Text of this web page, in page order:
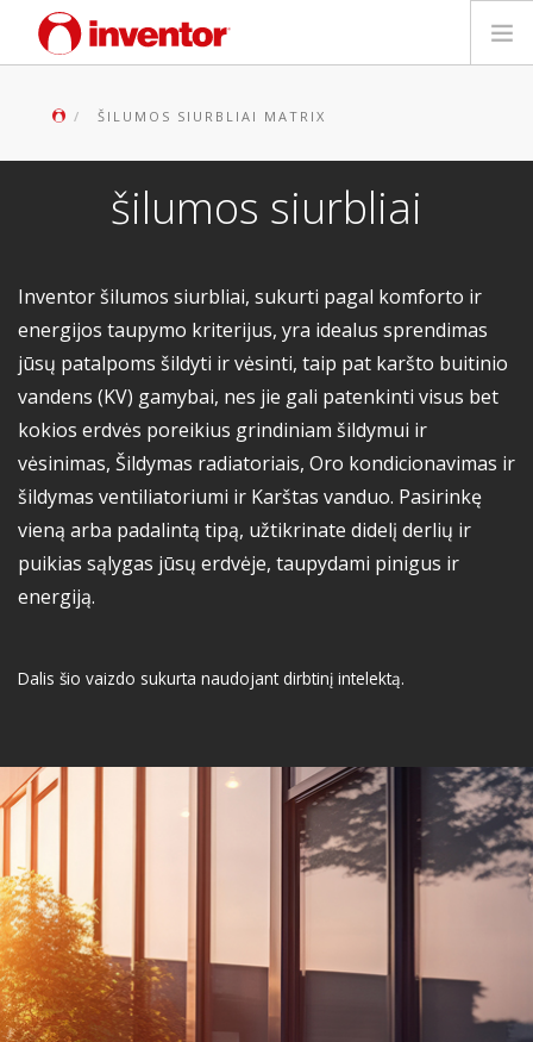
Galerija
Parduotuvių paieška
Paieška
Lietuvių
ŠILUMOS SIURBLIAI MATRIX
šilumos siurbliai
Inventor šilumos siurbliai, sukurti pagal komforto ir
energijos taupymo kriterijus, yra idealus sprendimas
jūsų patalpoms šildyti ir vėsinti, taip pat karšto buitinio
vandens (KV) gamybai, nes jie gali patenkinti visus bet
kokios erdvės poreikius grindiniam šildymui ir
vėsinimas, Šildymas radiatoriais, Oro kondicionavimas ir
šildymas ventiliatoriumi ir Karštas vanduo. Pasirinkę
vieną arba padalintą tipą, užtikrinate didelį derlių ir
puikias sąlygas jūsų erdvėje, taupydami pinigus ir
energiją.
Dalis šio vaizdo sukurta naudojant dirbtinį intelektą.